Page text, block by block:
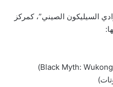
السيليكون الصيني”، كمركز